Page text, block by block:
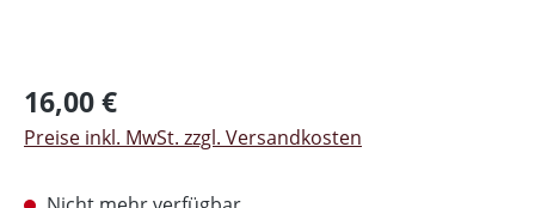
Regulärer Preis:
16,00 €
Preise inkl. MwSt. zzgl. Versandkosten